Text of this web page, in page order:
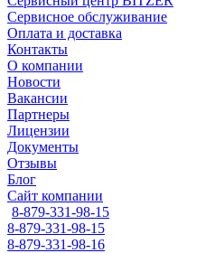
Сервисное обслуживание
Оплата и доставка
Контакты
О компании
Новости
Вакансии
Партнеры
Лицензии
Документы
Отзывы
Блог
Сайт компании
8-879-331-98-15
8-879-331-98-15
8-879-331-98-16